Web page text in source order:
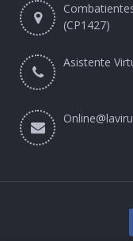
(CP1427)
Asistente